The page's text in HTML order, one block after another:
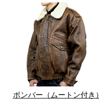
ボンバー（ムートン付き）